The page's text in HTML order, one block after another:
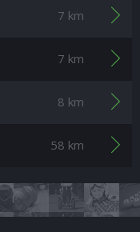
7 km
7 km
8 km
58 km